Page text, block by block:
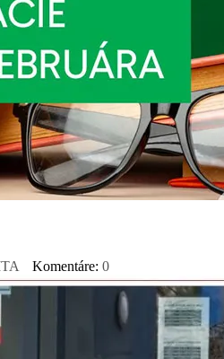
Komentáre: 0